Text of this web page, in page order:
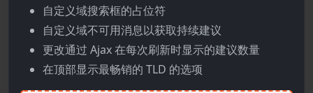
自定义域搜索框的占位符
自定义域不可用消息以获取持续建议
更改通过 Ajax 在每次刷新时显示的建议数量
在顶部显示最畅销的 TLD 的选项